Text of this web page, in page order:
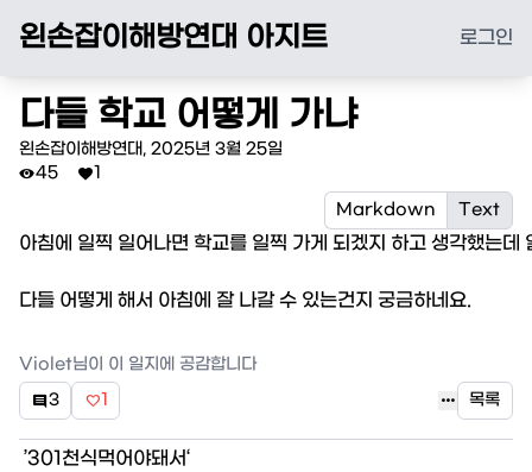
왼손잡이해방연대 아지트 로그인
다들 학교 어떻게 가냐
왼손잡이해방연대, 2025년 3월 25일
45 1
Markdown
Text
아침에 일찍 일어나면 학교를 일찍 가게 되겠지 하고 생각했는
다들 어떻게 해서 아침에 잘 나갈 수 있는건지 궁금하네요.
Violet님이 이 일지에 공감합니다
3 1  목록
’301천식먹어야돼서‘